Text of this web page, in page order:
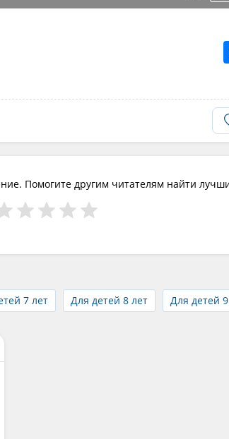
Помогите другим читателям найти
7 лет Для детей 8 лет Для детей